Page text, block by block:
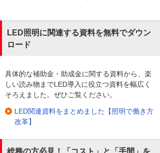
LED照明に関連する資料を無料でダウン
ロード
具体的な補助金・助成金に関する資料から、楽
しい読み物までLED導入に役立つ資料を幅広く
そろえました。ぜひご覧ください。
LED関連資料をまとめました【照明で働き方
改革】
総務の方必見！「コスト」と「手間」を